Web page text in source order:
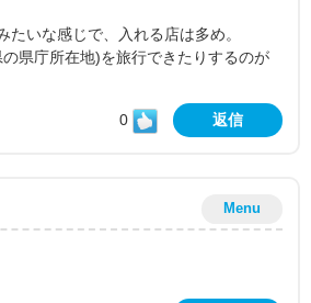
いな感じで、入れる店は多め。
県庁所在地)を旅行できたりするのが
0 返信
Menu